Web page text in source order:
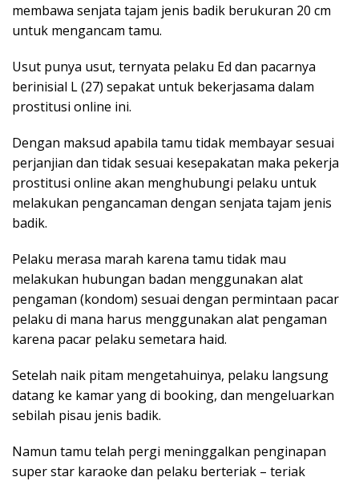
membawa senjata tajam jenis badik berukuran 20 cm
untuk mengancam tamu.
Usut punya usut, ternyata pelaku Ed dan pacarnya
berinisial L (27) sepakat untuk bekerjasama dalam
prostitusi online ini.
Dengan maksud apabila tamu tidak membayar sesuai
perjanjian dan tidak sesuai kesepakatan maka pekerja
prostitusi online akan menghubungi pelaku untuk
melakukan pengancaman dengan senjata tajam jenis
badik.
Pelaku merasa marah karena tamu tidak mau
melakukan hubungan badan menggunakan alat
pengaman (kondom) sesuai dengan permintaan pacar
pelaku di mana harus menggunakan alat pengaman
karena pacar pelaku semetara haid.
Setelah naik pitam mengetahuinya, pelaku langsung
datang ke kamar yang di booking, dan mengeluarkan
sebilah pisau jenis badik.
Namun tamu telah pergi meninggalkan penginapan
super star karaoke dan pelaku berteriak – teriak